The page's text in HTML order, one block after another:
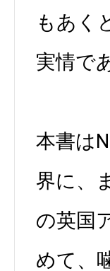
もあく
実情で
本書は
界に、
の英国
めて、